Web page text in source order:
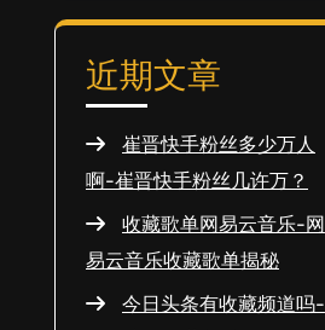
近期文章
崔晋快手粉丝多少万人
啊-崔晋快手粉丝几许万？
收藏歌单网易云音乐-网
易云音乐收藏歌单揭秘
今日头条有收藏频道吗-